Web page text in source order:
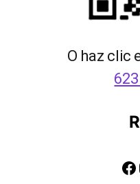
O haz clic